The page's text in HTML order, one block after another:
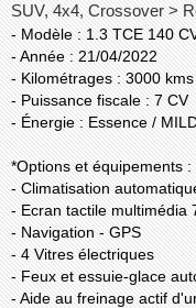
SUV, 4x4, Crossover >
- Modèle : 1.3 TCE 140
- Année : 21/04/2022
- Kilométrages : 3000 kms
- Puissance fiscale : 7 CV
- Énergie : Essence /
*Options et équipements :
- Climatisation
- Ecran tactile multimédia
- Navigation - GPS
- 4 Vitres électriques
- Feux et essuie-glace
- Aide au freinage actif